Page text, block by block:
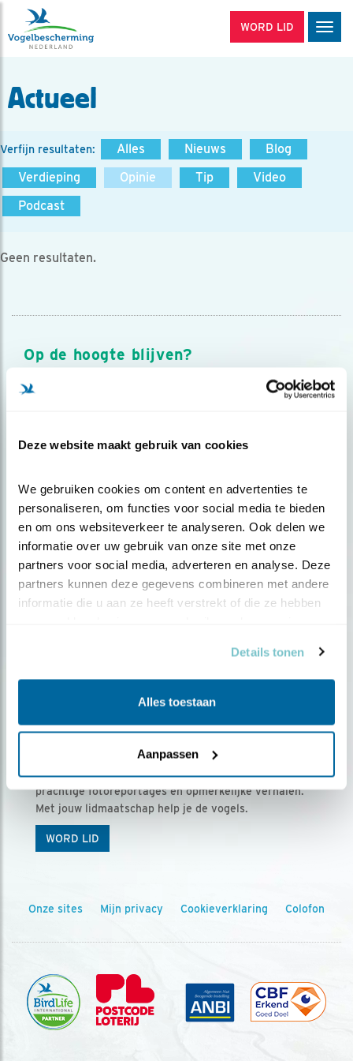
Deze website maakt gebruik van cookies
We gebruiken cookies om content en advertenties te
personaliseren, om functies voor social media te bieden
en om ons websiteverkeer te analyseren. Ook delen we
informatie over uw gebruik van onze site met onze
partners voor social media, adverteren en analyse. Deze
partners kunnen deze gegevens combineren met andere
informatie die u aan ze heeft verstrekt of die ze hebben
Details tonen
Alles toestaan
Aanpassen
WORD LID
Actueel
Verfijn resultaten: Alles Nieuws
Blog
Verdieping
Opinie Tip
Video
Podcast
Geen resultaten.
Op de hoogte blijven?
Meld je aan en ontvang nieuws, inspiratie, acties en tips
over vogels en activiteiten van Vogelbescherming.
Ontvang 5 x Vogels voor € 36,00 per jaar
Vogels is het tijdschrift voor onze leden, met
prachtige fotoreportages en opmerkelijke verhalen.
Met jouw lidmaatschap help je de vogels.
WORD LID
Onze sites Mijn privacy Cookieverklaring Colofon